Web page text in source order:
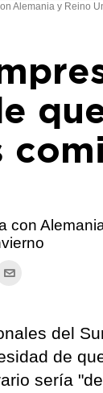
Alemania y Reino
con
del
de
sería